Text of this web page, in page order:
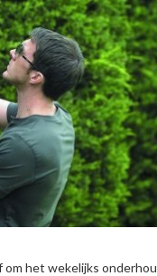
het wekelijks